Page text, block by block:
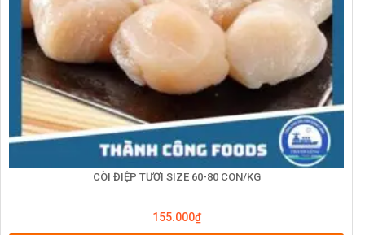
CÒI ĐIỆP TƯƠI SIZE 60-80 CON/KG
155.000₫